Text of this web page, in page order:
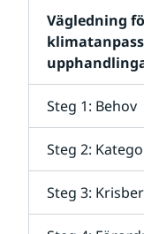
Vägledning
Steg 1: Behov
Steg 2:
Steg 3: